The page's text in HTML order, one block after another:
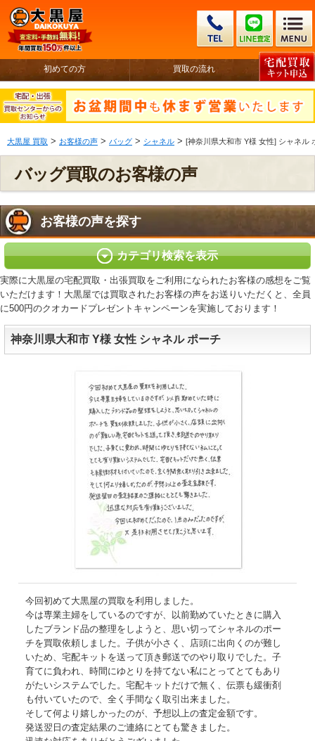
初めての方 買取の流れ
大黒屋 買取 > お客様の声 > バッグ > シャネル > [神奈川県大和市 Y様 女性] シャネル
バッグ買取のお客様の声
お客様の声を探す
カテゴリ検索を表示
実際に大黒屋の宅配買取・出張買取をご利用になられたお客様の感想をご覧
いただけます！大黒屋では買取されたお客様の声をお送りいただくと、全員
に500円のクオカードプレゼントキャンペーンを実施しております！
神奈川県大和市 Y様 女性 シャネル ポーチ
今回初めて大黒屋の買取を利用しました。
今は専業主婦をしているのですが、以前勤めていたときに購入
したブランド品の整理をしようと、思い切ってシャネルのポー
チを買取依頼しました。子供が小さく、店頭に出向くのが難し
いため、宅配キットを送って頂き郵送でのやり取りでした。子
育てに負われ、時間にゆとりを持てない私にとってとてもあり
がたいシステムでした。宅配キットだけで無く、伝票も緩衝剤
も付いていたので、全く手間なく取引出来ました。
そして何より嬉しかったのが、予想以上の査定金額です。
発送翌日の査定結果のご連絡にとても驚きました。